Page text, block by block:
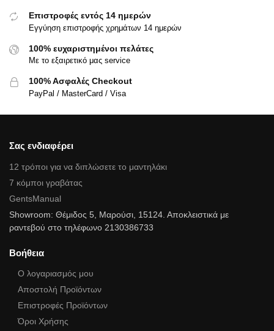
Επιστροφές εντός 14 ημερών
Εγγύηση επιστροφής χρημάτων 14 ημερών
100% ευχαριστημένοι πελάτες
Με το εξαιρετικό μας service
100% Ασφαλές Checkout
PayPal / MasterCard / Visa
Σας ενδιαφέρει
12 τρόποι για να διπλώσετε το μαντηλάκι
7 κόμποι γραβάτας
GentsManual
Showroom: Θέμιδος 5, Μαρούσι, 15124. Αποκλειστικά με
ραντεβού στο τηλέφωνο 2130386733
Βοήθεια
Ο λογαριασμός μου
Αποστολή Προϊόντων
Επιστροφές Προϊόντων
Όροι Χρήσης